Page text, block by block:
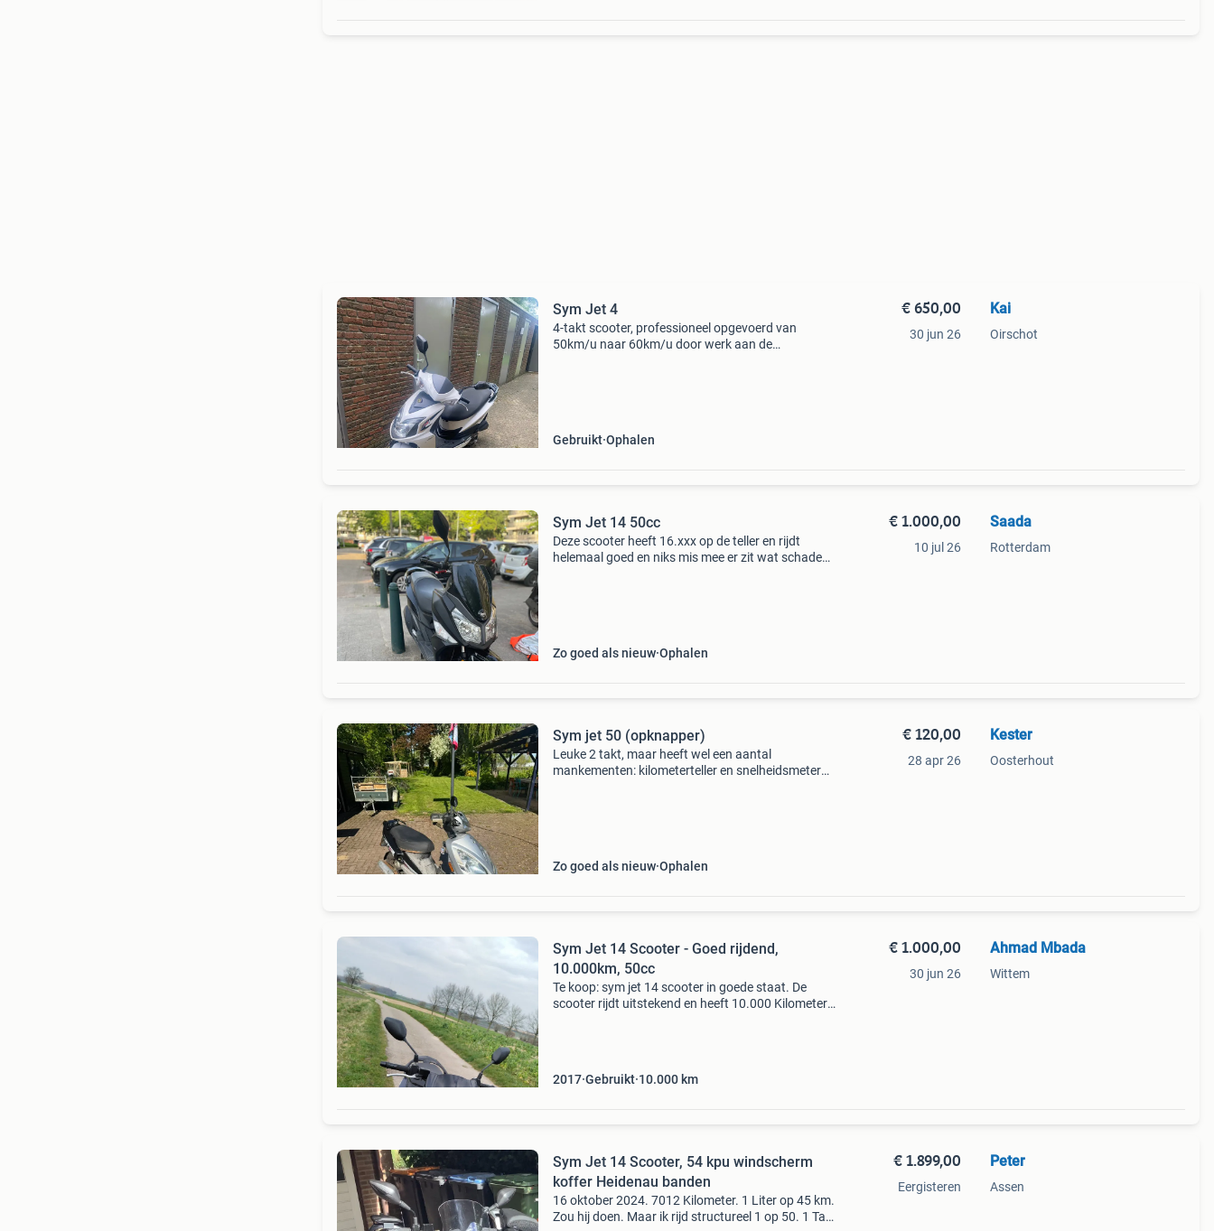
Sym Jet 4
4-takt scooter, professioneel opgevoerd van
50km/u naar 60km/u door werk aan de
Gebruikt Ophalen
€ 650,00
30 jun 26
Kai
Oirschot
Sym Jet 14 50cc
Deze scooter heeft 16.xxx op de teller en rijdt
helemaal goed en niks mis mee er zit wat schade
Zo goed als nieuw Ophalen
€ 1.000,00
10 jul 26
Saada
Rotterdam
Sym jet 50 (opknapper)
Leuke 2 takt, maar heeft wel een aantal
mankementen: kilometerteller en snelheidsmeter
Zo goed als nieuw Ophalen
€ 120,00
28 apr 26
Kester
Oosterhout
Sym Jet 14 Scooter - Goed rijdend,
10.000km, 50cc
Te koop: sym jet 14 scooter in goede staat. De
scooter rijdt uitstekend en heeft 10.000 Kilometer
2017 Gebruikt 10.000 km
€ 1.000,00
30 jun 26
Ahmad Mbada
Wittem
Sym Jet 14 Scooter, 54 kpu windscherm
koffer Heidenau banden
16 oktober 2024. 7012 Kilometer. 1 Liter op 45 km.
Zou hij doen. Maar ik rijd structureel 1 op 50. 1 Tank
€ 1.899,00
Eergisteren
Peter
Assen